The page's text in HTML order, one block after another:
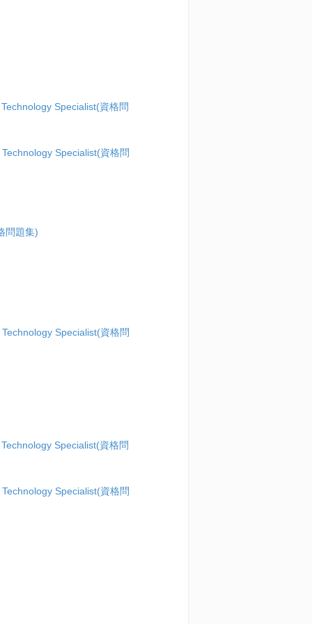
Specialist(資格問
Specialist(資格問
問題集)
Specialist(資格問
Specialist(資格問
Specialist(資格問